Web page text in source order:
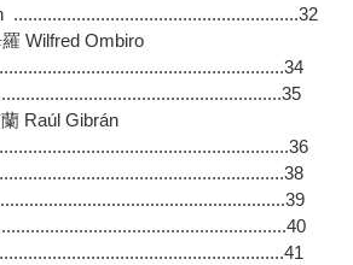
...........................................................32
Wilfred Ombiro
Raúl Gibrán